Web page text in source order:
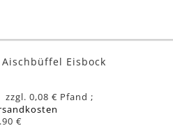
Eisbock
0,08 €
€